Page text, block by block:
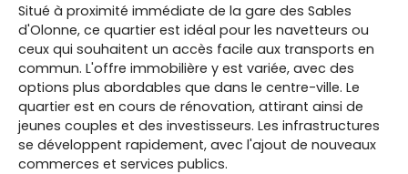
Situé à proximité immédiate de la gare des Sables
d'Olonne, ce quartier est idéal pour les navetteurs ou
ceux qui souhaitent un accès facile aux transports en
commun. L'offre immobilière y est variée, avec des
options plus abordables que dans le centre-ville. Le
quartier est en cours de rénovation, attirant ainsi de
jeunes couples et des investisseurs. Les infrastructures
se développent rapidement, avec l'ajout de nouveaux
commerces et services publics.